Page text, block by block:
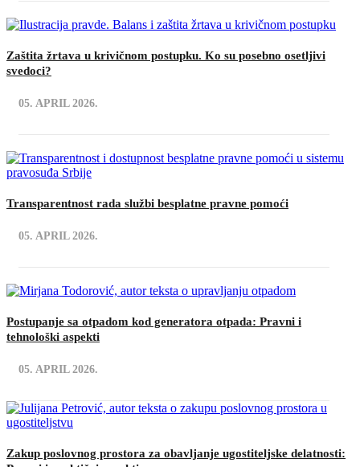
Zaštita žrtava u krivičnom postupku. Ko su posebno osetljivi
svedoci?
05. APRIL 2026.
Transparentnost rada službi besplatne pravne pomoći
05. APRIL 2026.
Postupanje sa otpadom kod generatora otpada: Pravni i
tehnološki aspekti
05. APRIL 2026.
Zakup poslovnog prostora za obavljanje ugostiteljske delatnosti: